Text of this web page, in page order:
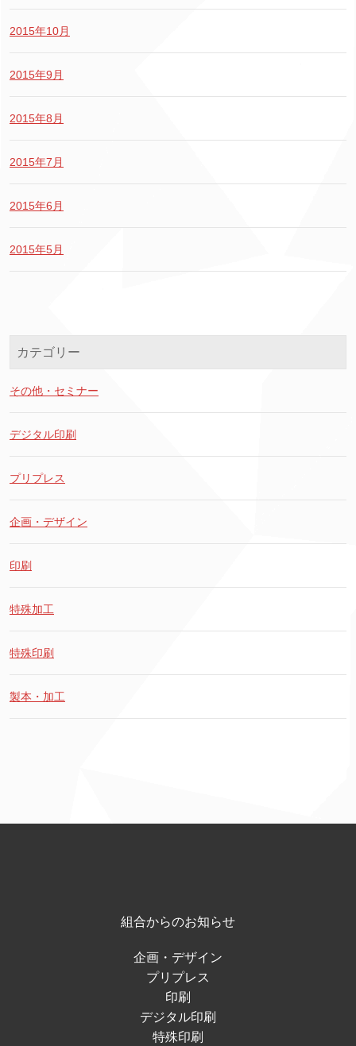
2015年10月
2015年9月
2015年8月
2015年7月
2015年6月
2015年5月
カテゴリー
その他・セミナー
デジタル印刷
プリプレス
企画・デザイン
印刷
特殊加工
特殊印刷
製本・加工
組合からのお知らせ
企画・デザイン
プリプレス
印刷
デジタル印刷
特殊印刷